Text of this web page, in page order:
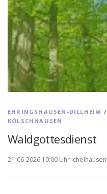
EHRINGSHAUSEN-DILLHEIM /
KÖLSCHHAUSEN
Waldgottesdienst
21-06-2026 10:00 Uhr Ichelhausen